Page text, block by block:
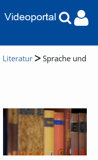
Literatur
Sprache und